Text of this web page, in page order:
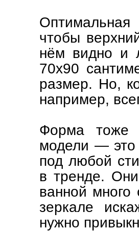
чтобы
нём видно и
70х90
размер. Но,
например,
Форма тоже
модели — это
под любой
в тренде.
ванной много
зеркале
нужно